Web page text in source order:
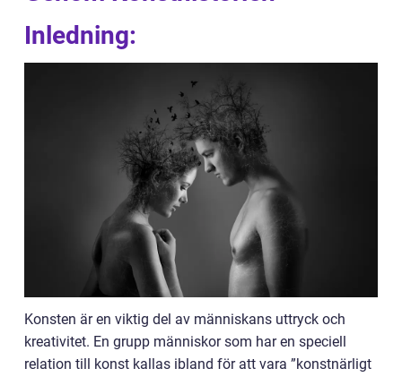
Inledning:
Konsten är en viktig del av människans uttryck och
kreativitet. En grupp människor som har en speciell
relation till konst kallas ibland för att vara ”konstnärligt